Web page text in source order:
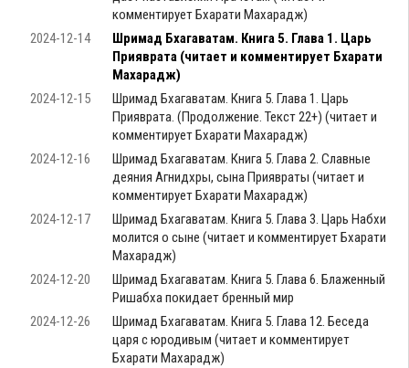
комментирует Бхарати Махарадж)
2024-12-14
Шримад Бхагаватам. Книга 5. Глава 1. Царь
Прияврата (читает и комментирует Бхарати
Махарадж)
2024-12-15
Шримад Бхагаватам. Книга 5. Глава 1. Царь
Прияврата. (Продолжение. Текст 22+) (читает и
комментирует Бхарати Махарадж)
2024-12-16
Шримад Бхагаватам. Книга 5. Глава 2. Славные
деяния Агнидхры, сына Приявраты (читает и
комментирует Бхарати Махарадж)
2024-12-17
Шримад Бхагаватам. Книга 5. Глава 3. Царь Набхи
молится о сыне (читает и комментирует Бхарати
Махарадж)
2024-12-20
Шримад Бхагаватам. Книга 5. Глава 6. Блаженный
Ришабха покидает бренный мир
2024-12-26
Шримад Бхагаватам. Книга 5. Глава 12. Беседа
царя с юродивым (читает и комментирует
Бхарати Махарадж)